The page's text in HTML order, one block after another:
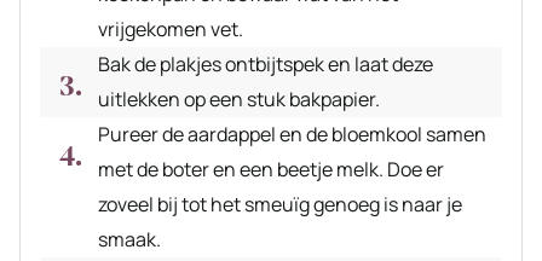
vrijgekomen vet.
Bak de plakjes ontbijtspek en laat deze
uitlekken op een stuk bakpapier.
Pureer de aardappel en de bloemkool samen
met de boter en een beetje melk. Doe er
zoveel bij tot het smeuïg genoeg is naar je
smaak.